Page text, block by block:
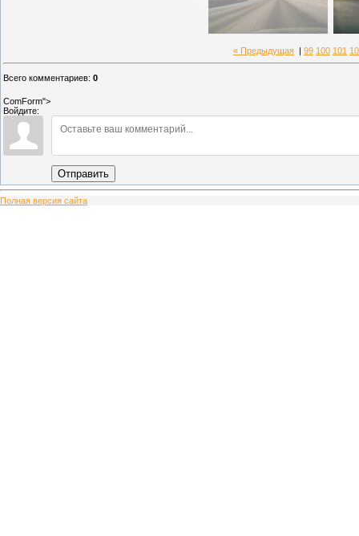
« Предыдущая 99 100 101
Всего комментариев: 0
ComForm">
Войдите:
Отправить
Полная версия сайта